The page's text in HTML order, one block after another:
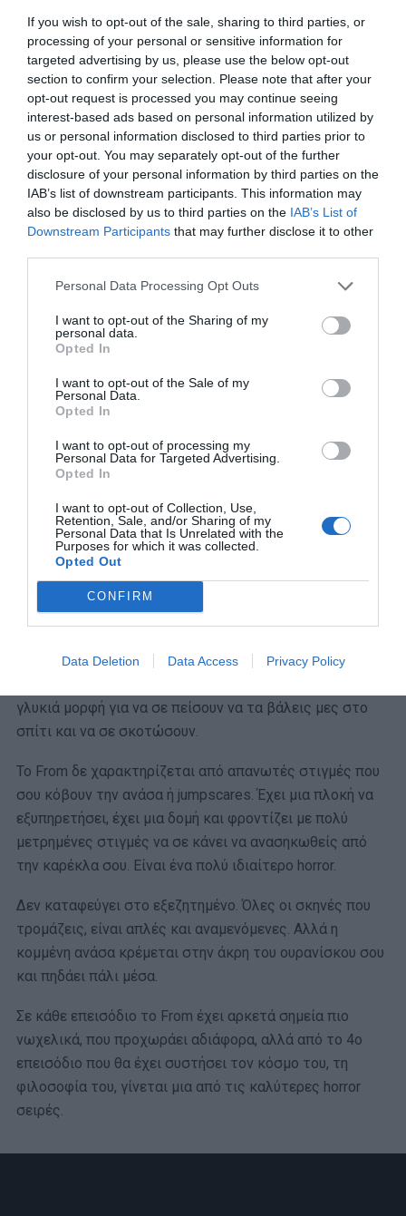
If you wish to opt-out of the sale, sharing to third parties, or
processing of your personal or sensitive information for
targeted advertising by us, please use the below opt-out
section to confirm your selection. Please note that after your
opt-out request is processed you may continue seeing
interest-based ads based on personal information utilized by
us or personal information disclosed to third parties prior to
your opt-out. You may separately opt-out of the further
disclosure of your personal information by third parties on the
IAB’s list of downstream participants. This information may
also be disclosed by us to third parties on the IAB’s List of
Downstream Participants that may further disclose it to other
Personal Data Processing Opt Outs
I want to opt-out of the Sharing of my
personal data.
Opted In
I want to opt-out of the Sale of my
Personal Data.
Opted In
I want to opt-out of processing my
Personal Data for Targeted Advertising.
Opted In
I want to opt-out of Collection, Use,
Retention, Sale, and/or Sharing of my
Personal Data that Is Unrelated with the
Purposes for which it was collected.
Opted Out
CONFIRM
Data Deletion Data Access Privacy Policy
Αν σου απαντήσουν τότε τελείωσες. Αν δεν
συναναστραφείς μαζί τους, μπορεί και να τη γλυτώσεις.
Κι αν από ένα σημείο και μετά ο εγκλωβισμός
ξεπερνιέται, γιατί τον ζουν και άλλοι, τότε αυτο που δεν
σταματά είναι ο θάνατος. Η πόλη δεν εμποδίζει απλώς
τους κατοίκους από το να φύγουν. Τους ξεπαστρεύει
κιόλας, ώστε να μην υπερφορτώσει.
Όσκαρ 2022: Η ταινιάρα που ξεπάστρεψε τις
προβλέψεις στην πιο μεγάλη ανατροπή των
Κάθε βράδυ, τα μεσάνυχτα, βγάζει στη φόρα
γλυκιά μορφή για να σε πείσουν να τα βάλεις μες στο
σπίτι και να σε σκοτώσουν.
Το From δε χαρακτηρίζεται από απανωτές στιγμές που
σου κόβουν την ανάσα ή jumpscares. Έχει μια πλοκή να
εξυπηρετήσει, έχει μια δομή και φροντίζει με πολύ
μετρημένες στιγμές να σε κάνει να ανασηκωθείς από
την καρέκλα σου. Είναι ένα πολύ ιδιαίτερο horror.
Δεν καταφεύγει στο εξεζητημένο. Όλες οι σκηνές που
τρομάζεις, είναι απλές και αναμενόμενες. Αλλά η
κομμένη ανάσα κρέμεται στην άκρη του ουρανίσκου σου
και πηδάει πάλι μέσα.
Σε κάθε επεισόδιο το From έχει αρκετά σημεία πιο
νωχελικά, που προχωράει αδιάφορα, αλλά από το 4ο
επεισόδιο που θα έχει συστήσει τον κόσμο του, τη
φιλοσοφία του, γίνεται μια από τις καλύτερες horror
σειρές.